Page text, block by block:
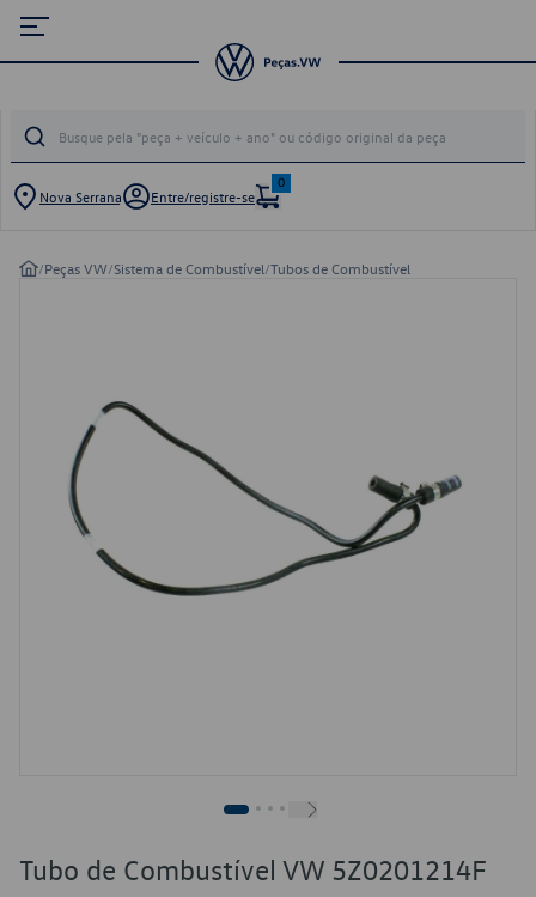
Nova Serrana Entre/registre-se
0
/Peças VW/Sistema de Combustível/Tubos de Combustível
Tubo de Combustível VW 5Z0201214F